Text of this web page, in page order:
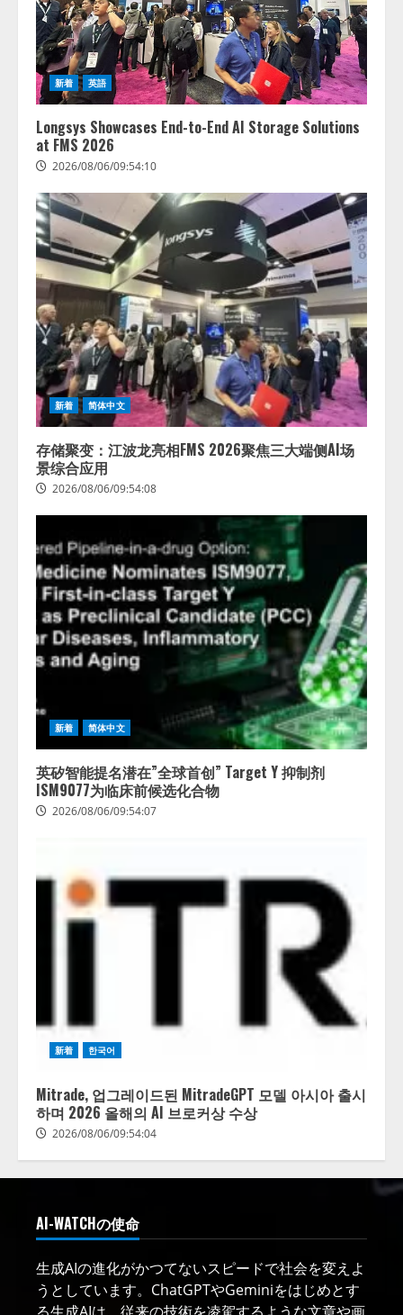
生成AI経由のWebサイト流入、1年
半で約7.8倍に ChatGPTなどの
生成AIサービス経由のWebサイト
流入の実態を調査
新着 英語
Longsys Showcases End-to-End AI Storage Solutions
at FMS 2026
2026/08/06/09:54:10
新着 简体中文
存储聚变：江波龙亮相FMS 2026聚焦三大端侧AI场
景综合应用
2026/08/06/09:54:08
新着 简体中文
英矽智能提名潜在”全球首创” Target Y 抑制剂
ISM9077为临床前候选化合物
2026/08/06/09:54:07
新着 한국어
Mitrade, 업그레이드된 MitradeGPT 모델 아시아 출시
하며 2026 올해의 AI 브로커상 수상
2026/08/06/09:54:04
AI-WATCHの使命
生成AIの進化がかつてないスピードで社会を変えよ
うとしています。ChatGPTやGeminiをはじめとす